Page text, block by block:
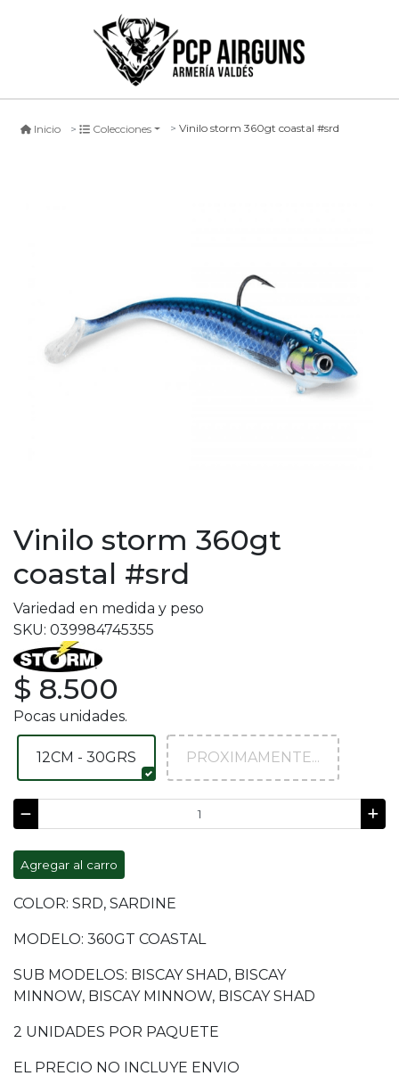
Inicio Colecciones Vinilo storm 360gt coastal #srd
Vinilo storm 360gt
coastal #srd
Variedad en medida y peso
SKU: 039984745355
$ 8.500
Pocas unidades.
12CM - 30GRS PROXIMAMENTE...
Agregar al carro
COLOR: SRD, SARDINE
MODELO: 360GT COASTAL
SUB MODELOS: BISCAY SHAD, BISCAY
MINNOW, BISCAY MINNOW, BISCAY SHAD
2 UNIDADES POR PAQUETE
EL PRECIO NO INCLUYE ENVIO